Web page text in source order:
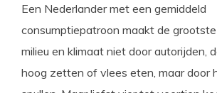
Een Nederlander met een gemiddeld
consumptiepatroon maakt de
milieu en klimaat niet door autorijden,
hoog zetten of vlees eten, maar door